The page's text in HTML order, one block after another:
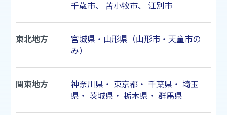
千歳市、 苫小牧市、 江別市
東北地方
宮城県・山形県（山形市・天童市の
み）
関東地方 神奈川県 ・ 東京都・ 千葉県 ・ 埼玉
県 ・ 茨城県 ・ 栃木県 ・ 群馬県